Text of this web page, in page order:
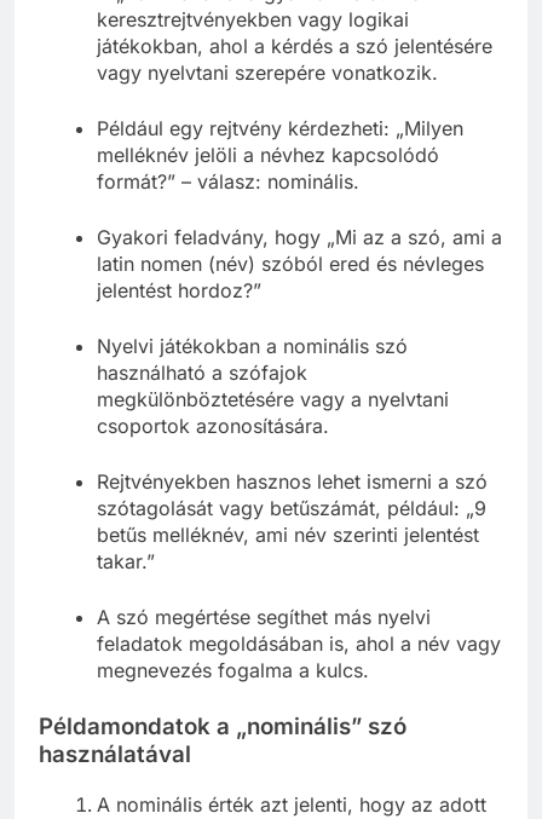
keresztrejtvényekben vagy logikai
játékokban, ahol a kérdés a szó jelentésére
vagy nyelvtani szerepére vonatkozik.
Például egy rejtvény kérdezheti: „Milyen
melléknév jelöli a névhez kapcsolódó
formát?” – válasz: nominális.
Gyakori feladvány, hogy „Mi az a szó, ami a
latin nomen (név) szóból ered és névleges
jelentést hordoz?”
Nyelvi játékokban a nominális szó
használható a szófajok
megkülönböztetésére vagy a nyelvtani
csoportok azonosítására.
Rejtvényekben hasznos lehet ismerni a szó
szótagolását vagy betűszámát, például: „9
betűs melléknév, ami név szerinti jelentést
takar.”
A szó megértése segíthet más nyelvi
feladatok megoldásában is, ahol a név vagy
megnevezés fogalma a kulcs.
Példamondatok a „nominális” szó
használatával
A nominális érték azt jelenti, hogy az adott